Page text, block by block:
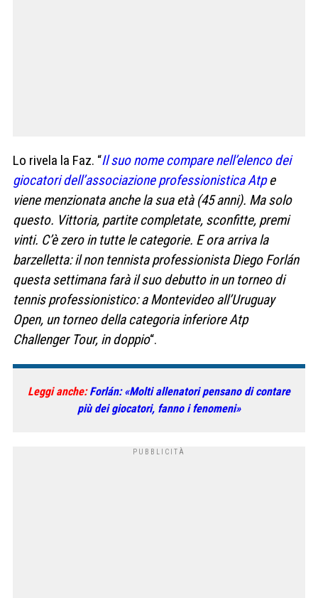
Lo rivela la Faz. “Il suo nome compare nell’elenco dei
giocatori dell’associazione professionistica Atpe
viene menzionata anche la sua età (45 anni). Ma solo
questo. Vittoria, partite completate, sconfitte, premi
vinti. C’è zero in tutte le categorie. E ora arriva la
barzelletta: il non tennista professionista Diego Forlán
questa settimana farà il suo debutto in un torneo di
tennis professionistico: a Montevideo all’Uruguay
Open, un torneo della categoria inferiore Atp
Challenger Tour, in doppio“.
Leggi anche:Forlán: «Molti allenatori pensano di contare
più dei giocatori, fanno i fenomeni»